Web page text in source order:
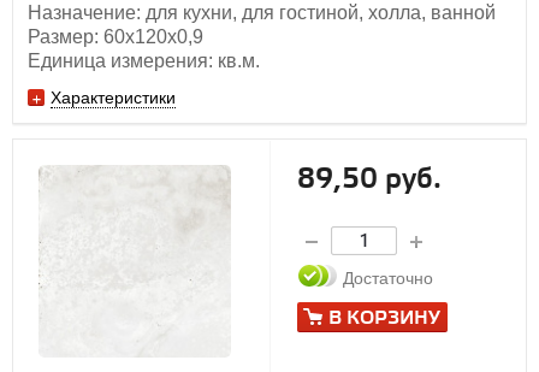
Назначение: для кухни, для гостиной, холла, ванной
Размер: 60х120х0,9
Единица измерения: кв.м.
Характеристики
89,50 руб.
Достаточно
В КОРЗИНУ